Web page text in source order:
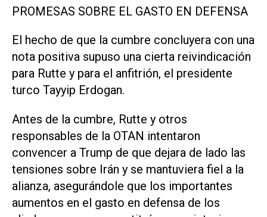
PROMESAS SOBRE EL GASTO EN DEFENSA
El hecho de que la cumbre concluyera con una
nota positiva supuso ⁠una cierta reivindicación
para Rutte y para el anfitrión, el presidente
turco Tayyip Erdogan.
Antes de la cumbre, Rutte y otros
responsables de la OTAN intentaron
convencer a Trump de que dejara de lado las
tensiones sobre Irán y se mantuviera fiel a la
alianza, asegurándole que los importantes
aumentos en el gasto en defensa de los